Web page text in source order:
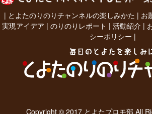
| とよたのりのりチャンネルの楽しみかた | お
実現アイデア | のりのりレポート | 活動紹介 |
シーポリシー |
Copyright © 2017 とよたプロモ部 All